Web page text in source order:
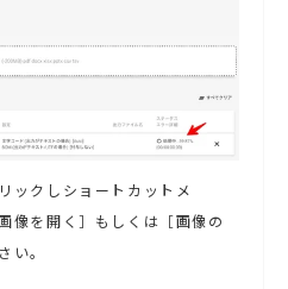
ックしショートカットメ
像を開く］もしくは［画像の
い。